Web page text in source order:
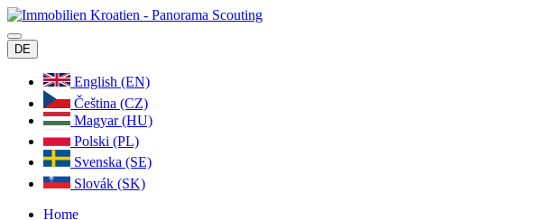
DE
English (EN)
Čeština (CZ)
Magyar (HU)
Polski (PL)
Svenska (SE)
Slovák (SK)
Home